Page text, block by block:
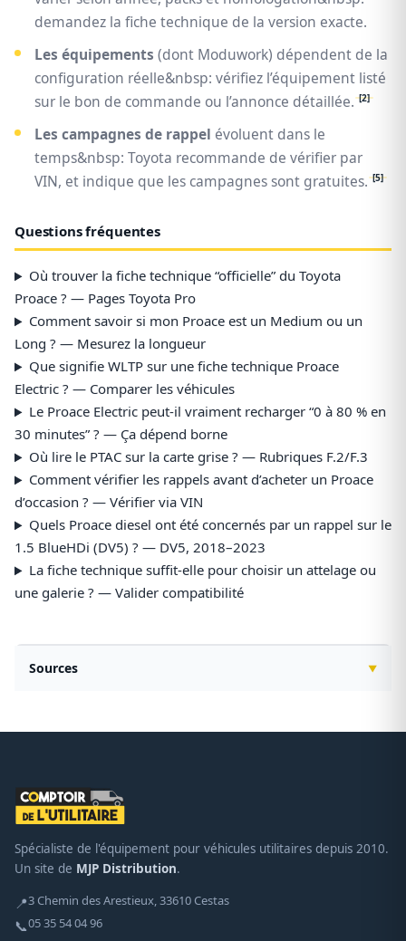
demandez la fiche technique de la version exacte.
Les équipements (dont Moduwork) dépendent de la
configuration réelle&nbsp: vérifiez l’équipement listé
sur le bon de commande ou l’annonce détaillée. [2]
Les campagnes de rappel évoluent dans le
temps&nbsp: Toyota recommande de vérifier par
VIN, et indique que les campagnes sont gratuites. [5]
Questions fréquentes
Où trouver la fiche technique “officielle” du Toyota
Proace ? — Pages Toyota Pro
Comment savoir si mon Proace est un Medium ou un
Long ? — Mesurez la longueur
Que signifie WLTP sur une fiche technique Proace
Electric ? — Comparer les véhicules
Le Proace Electric peut-il vraiment recharger “0 à 80 % en
30 minutes” ? — Ça dépend borne
Où lire le PTAC sur la carte grise ? — Rubriques F.2/F.3
Comment vérifier les rappels avant d’acheter un Proace
d’occasion ? — Vérifier via VIN
Quels Proace diesel ont été concernés par un rappel sur le
1.5 BlueHDi (DV5) ? — DV5, 2018–2023
La fiche technique suffit-elle pour choisir un attelage ou
une galerie ? — Valider compatibilité
Sources
Spécialiste de l'équipement pour véhicules utilitaires depuis 2010.
Un site de MJP Distribution.
📍3 Chemin des Arestieux, 33610 Cestas
📞05 35 54 04 96